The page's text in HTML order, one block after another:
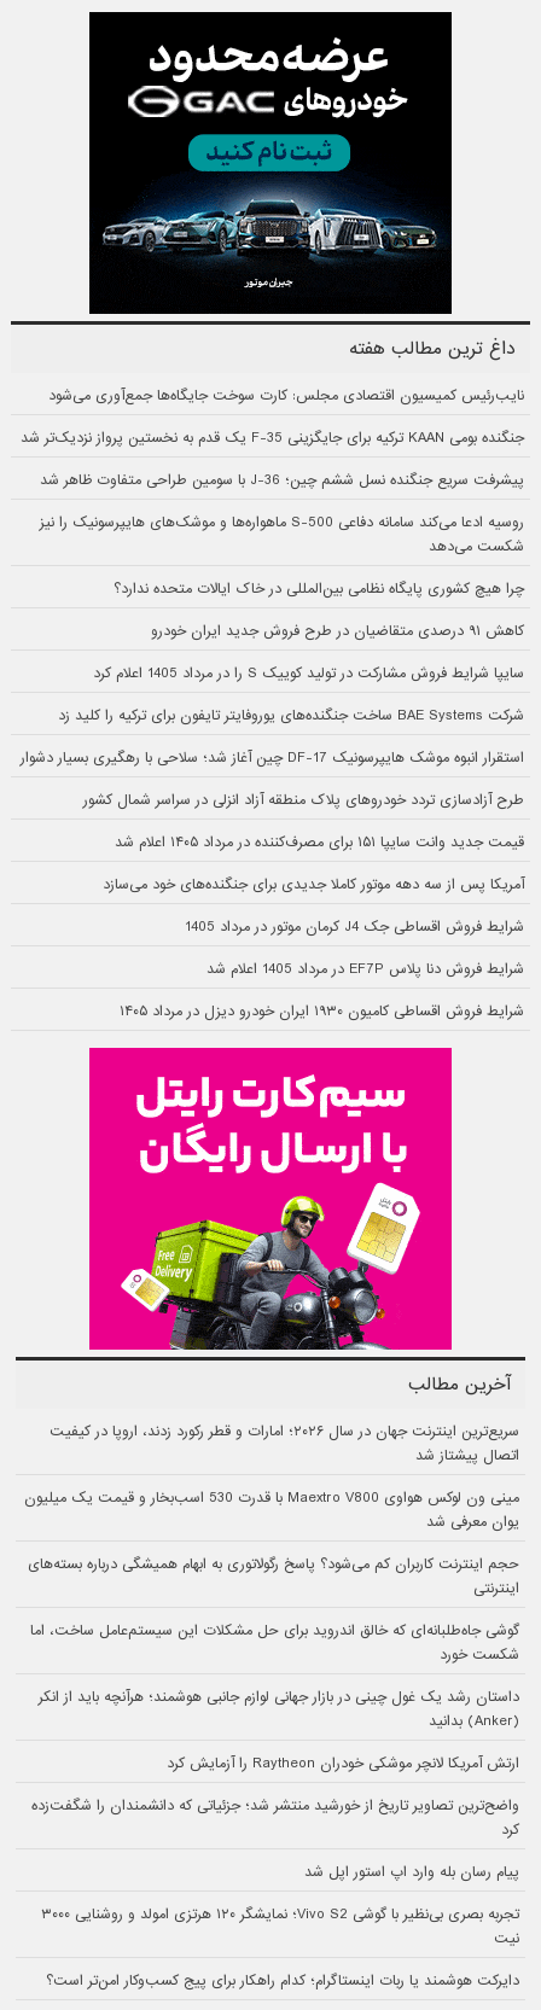
داغ ترین مطالب هفته
نایب‌رئیس کمیسیون اقتصادی مجلس: کارت سوخت جایگاه‌ها جمع‌آوری می‌شود
جنگنده بومی KAAN ترکیه برای جایگزینی F-35 یک قدم به نخستین پرواز نزدیک‌تر شد
پیشرفت سریع جنگنده نسل ششم چین؛ J-36 با سومین طراحی متفاوت ظاهر شد
روسیه ادعا می‌کند سامانه دفاعی S-500 ماهواره‌ها و موشک‌های هایپرسونیک را نیز
شکست می‌دهد
چرا هیچ کشوری پایگاه نظامی بین‌المللی در خاک ایالات متحده ندارد؟
کاهش ۹۱ درصدی متقاضیان در طرح فروش جدید ایران خودرو
سایپا شرایط فروش مشارکت در تولید کوییک S را در مرداد 1405 اعلام کرد
شرکت BAE Systems ساخت جنگنده‌های یوروفایتر تایفون برای ترکیه را کلید زد
استقرار انبوه موشک هایپرسونیک DF-17 چین آغاز شد؛ سلاحی با رهگیری بسیار دشوار
طرح آزادسازی تردد خودروهای پلاک منطقه آزاد انزلی در سراسر شمال کشور
قیمت جدید وانت سایپا ۱۵۱ برای مصرف‌کننده در مرداد ۱۴۰۵ اعلام شد
آمریکا پس از سه دهه موتور کاملا جدیدی برای جنگنده‌های خود می‌سازد
شرایط فروش اقساطی جک J4 کرمان موتور در مرداد 1405
شرایط فروش دنا پلاس EF7P در مرداد 1405 اعلام شد
شرایط فروش اقساطی کامیون ۱۹۳۰ ایران خودرو دیزل در مرداد ۱۴۰۵
آخرین مطالب
سریع‌ترین اینترنت جهان در سال ۲۰۲۶؛ امارات و قطر رکورد زدند، اروپا در کیفیت
اتصال پیشتاز شد
مینی ون لوکس هواوی Maextro V800 با قدرت 530 اسب‌بخار و قیمت یک میلیون
یوان معرفی شد
حجم اینترنت کاربران کم می‌شود؟ پاسخ رگولاتوری به ابهام همیشگی درباره بسته‌های
اینترنتی
گوشی جاه‌طلبانه‌ای که خالق اندروید برای حل مشکلات این سیستم‌عامل ساخت، اما
شکست خورد
داستان رشد یک غول چینی در بازار جهانی لوازم جانبی هوشمند؛ هرآنچه باید از انکر
(Anker) بدانید
ارتش آمریکا لانچر موشکی خودران Raytheon را آزمایش کرد
واضح‌ترین تصاویر تاریخ از خورشید منتشر شد؛ جزئیاتی که دانشمندان را شگفت‌زده
کرد
پیام رسان بله وارد اپ استور اپل شد
تجربه بصری بی‌نظیر با گوشی Vivo S2؛ نمایشگر ۱۲۰ هرتزی امولد و روشنایی ۳۰۰۰
نیت
دایرکت هوشمند یا ربات اینستاگرام؛ کدام راهکار برای پیج کسب‌وکار امن‌تر است؟